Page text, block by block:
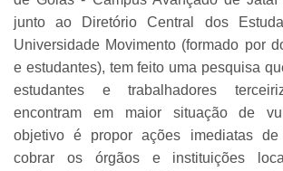
junto ao Diretório Central dos
Universidade Movimento (formado por
e estudantes), tem feito uma pesquisa
estudantes e trabalhadores
encontram em maior situação de
objetivo é propor ações imediatas
cobrar os órgãos e instituições